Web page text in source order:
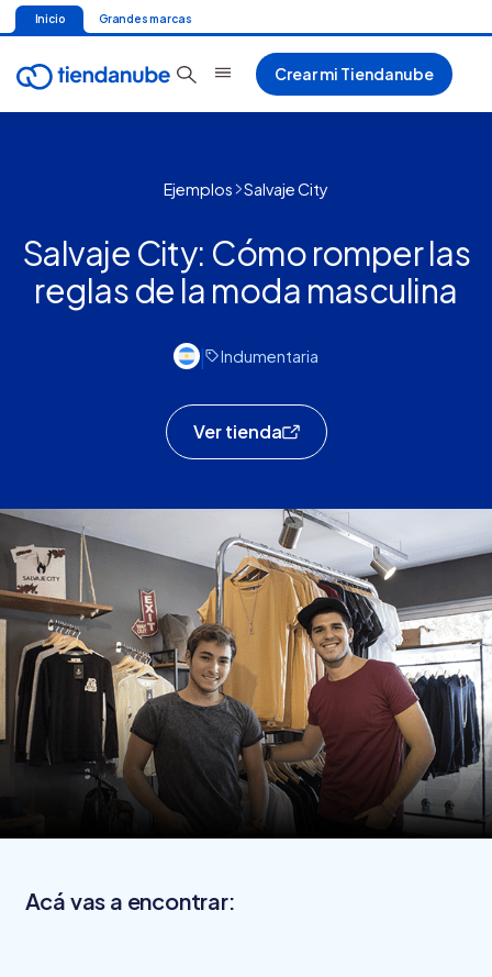
Inicio Grandes marcas
Crear mi Tiendanube
Ejemplos Salvaje City
Salvaje City: Cómo romper las
reglas de la moda masculina
| Indumentaria
Ver tienda
Acá vas a encontrar: